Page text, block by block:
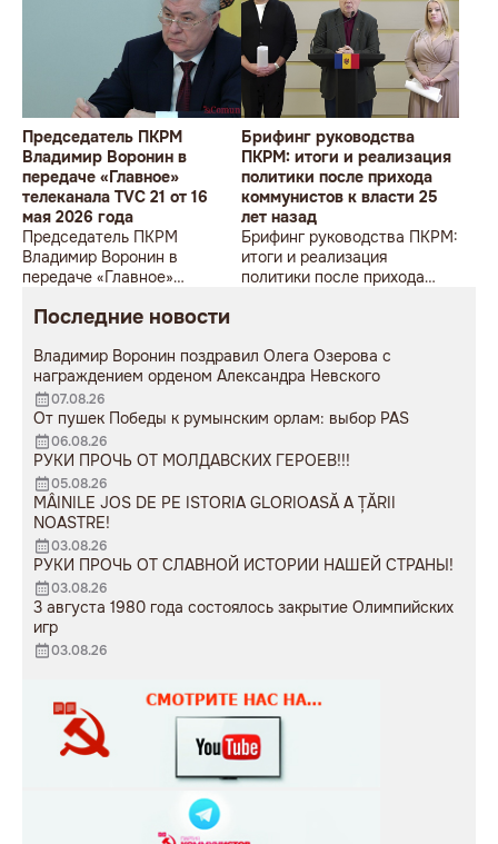
Председатель ПКРМ
Владимир Воронин в
передаче «Главное»
телеканала TVC 21 от 16
мая 2026 года
Председатель ПКРМ
Владимир Воронин в
передаче «Главное»
2026 года
Брифинг руководства
ПКРМ: итоги и реализация
политики после прихода
коммунистов к власти 25
лет назад
Брифинг руководства ПКРМ:
итоги и реализация
политики после прихода
Последние новости
Владимир Воронин поздравил Олега Озерова с
награждением орденом Александра Невского
07.08.26
От пушек Победы к румынским орлам: выбор PAS
06.08.26
РУКИ ПРОЧЬ ОТ МОЛДАВСКИХ ГЕРОЕВ!!!
05.08.26
MÂINILE JOS DE PE ISTORIA GLORIOASĂ A ȚĂRII
NOASTRE!
03.08.26
РУКИ ПРОЧЬ ОТ СЛАВНОЙ ИСТОРИИ НАШЕЙ СТРАНЫ!
03.08.26
3 августа 1980 года состоялось закрытие Олимпийских
игр
03.08.26